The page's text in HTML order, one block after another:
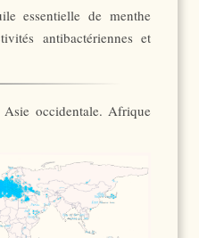
essentielle de menthe
antibactériennes et
Asie occidentale. Afrique